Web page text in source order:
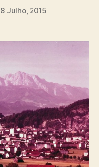
8 Julho, 2015